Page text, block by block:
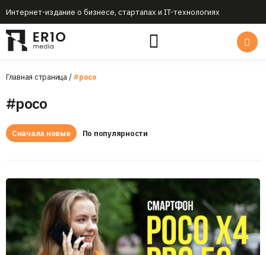
Интернет-издание о бизнесе, стартапах и IT-технологиях
Главная страница/#poco
#poco
Сначала новые По популярности